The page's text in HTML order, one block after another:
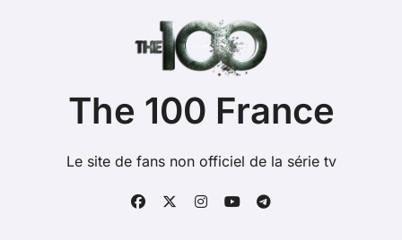
The 100 France
Le site de fans non officiel de la série tv